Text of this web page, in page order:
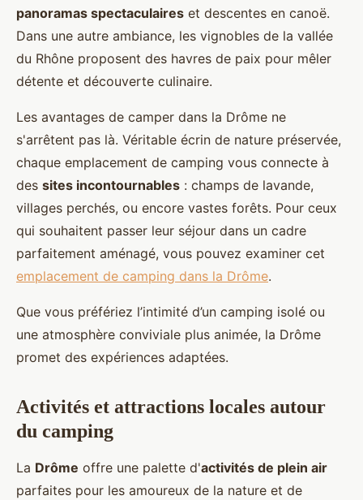
panoramas spectaculaires et descentes en canoë.
Dans une autre ambiance, les vignobles de la vallée
du Rhône proposent des havres de paix pour mêler
détente et découverte culinaire.
Les avantages de camper dans la Drôme ne
s'arrêtent pas là. Véritable écrin de nature préservée,
chaque emplacement de camping vous connecte à
des sites incontournables : champs de lavande,
villages perchés, ou encore vastes forêts. Pour ceux
qui souhaitent passer leur séjour dans un cadre
parfaitement aménagé, vous pouvez examiner cet
emplacement de camping dans la Drôme.
Que vous préfériez l’intimité d’un camping isolé ou
une atmosphère conviviale plus animée, la Drôme
promet des expériences adaptées.
Activités et attractions locales autour
du camping
La Drôme offre une palette d'activités de plein air
parfaites pour les amoureux de la nature et de